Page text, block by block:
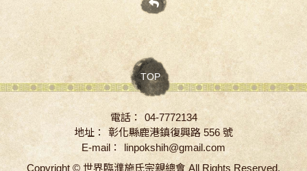
TOP
電話：
04-7772134
地址：
彰化縣鹿港鎮復興路 556 號
E-mail：
linpokshih@gmail.com
Copyright © 世界臨濮施氏宗親總會 All Rights Reserved.